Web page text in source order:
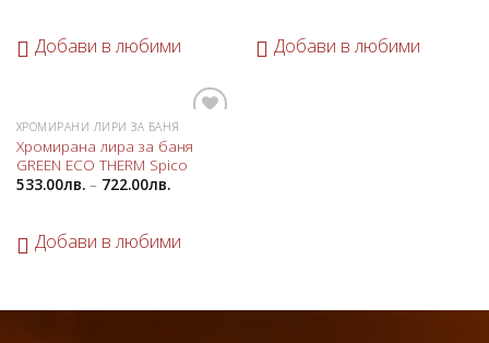
Добави в любими Добави в любими
любими
ХРОМИРАНИ ЛИРИ ЗА БАНЯ
Хромирана лира за баня
GREEN ECO THERM Spico
533.00лв.– 722.00лв.
Добави в любими